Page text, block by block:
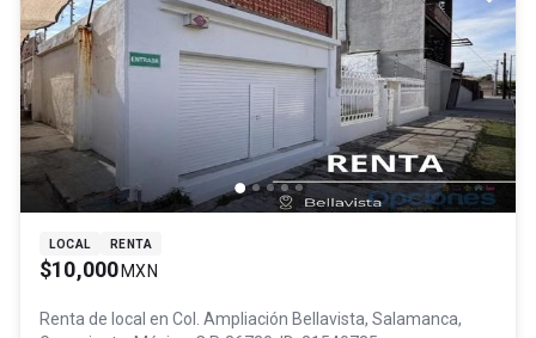
LOCAL RENTA
$10,000 MXN
Renta de local en Col. Ampliación Bellavista, Salamanca,